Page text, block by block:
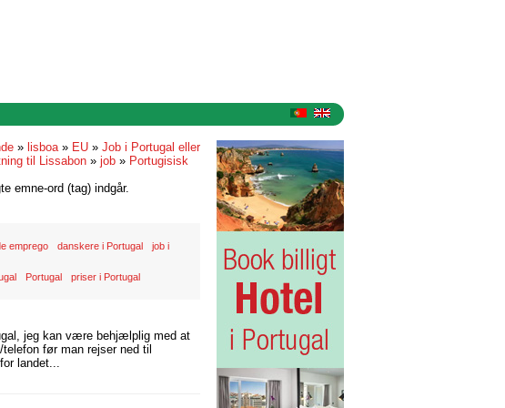
» lisboa» EU » Job i Portugal eller
til Lissabon » job » Portugisisk
emne-ord (tag) indgår.
emprego danskere i Portugal job i
Portugal priser i Portugal
jeg kan være behjælplig med at
før man rejser ned til
landet...